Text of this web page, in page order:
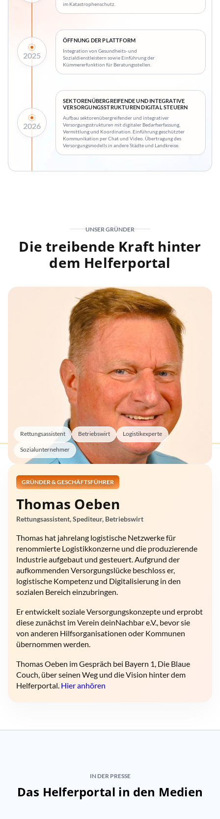
im Katastrophenschutz.
2025
ÖFFNUNG DER PLATTFORM
Integration von Gesundheits- und
Sozialdienstleistern sowie Einführung der
Kümmererfunktion für Beratungsstellen.
2026
SEKTORENÜBERGREIFENDE UND INTEGRATIVE
VERSORGUNGSSTRUKTUREN DIGITAL STEUERN
Aufbau sektorenübergreifender und integrativer
Versorgungsstrukturen mit digitaler Bedarfserfassung,
Vermittlung und Koordination. Einführung geschützter
Kommunikation per Chat und Video. Übertragung des
Versorgungsmodells in andere Städte und Landkreise.
UNSER GRÜNDER
Die treibende Kraft hinter
dem Helferportal
Rettungsassistent Betriebswirt Logistikexperte
Sozialunternehmer
GRÜNDER & GESCHÄFTSFÜHRER
Thomas Oeben
Rettungsassistent, Spediteur, Betriebswirt
Thomas hat jahrelang logistische Netzwerke für
renommierte Logistikkonzerne und die produzierende
Industrie aufgebaut und gesteuert. Aufgrund der
aufkommenden Versorgungslücke beschloss er,
logistische Kompetenz und Digitalisierung in den
sozialen Bereich einzubringen.
Er entwickelt soziale Versorgungskonzepte und erprobt
diese zunächst im Verein deinNachbar e.V., bevor sie
von anderen Hilfsorganisationen oder Kommunen
übernommen werden.
Thomas Oeben im Gespräch bei Bayern 1, Die Blaue
Couch, über seinen Weg und die Vision hinter dem
Helferportal. Hier anhören
IN DER PRESSE
Das Helferportal in den Medien